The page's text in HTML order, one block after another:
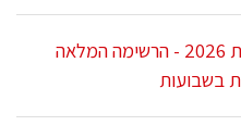
מסיבות שבועות 2026 - הרשימה המלאה
בשבועות